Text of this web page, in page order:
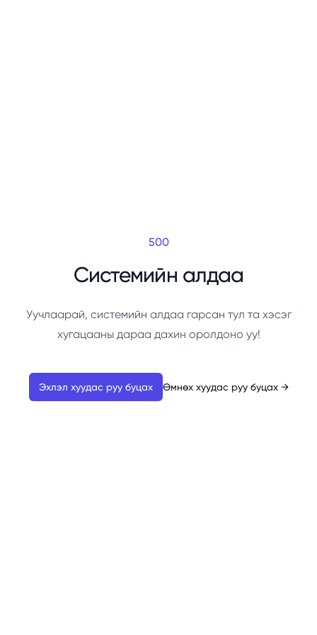
500
Системийн алдаа
Уучлаарай, системийн алдаа гарсан тул та хэсэг
хугацааны дараа дахин оролдоно уу!
Эхлэл хуудас руу буцах Өмнөх хуудас руу буцах →